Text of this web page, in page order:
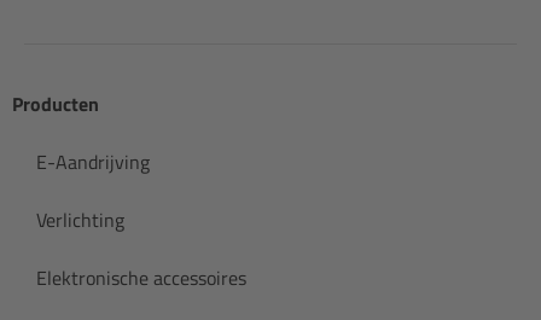
Producten
E-Aandrijving
Verlichting
Elektronische accessoires